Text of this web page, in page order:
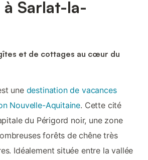
Sarlat-la-
et de cottages au cœur du
une destination de vacances
Nouvelle-Aquitaine. Cette cité
du Périgord noir, une zone
forêts de chêne très
Idéalement située entre la vallée